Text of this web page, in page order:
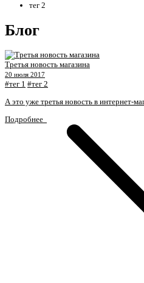
тег 2
Блог
Третья новость магазина
20 июля 2017
#тег 1 #тег 2
А это уже третья новость в интернет-
Подробнее